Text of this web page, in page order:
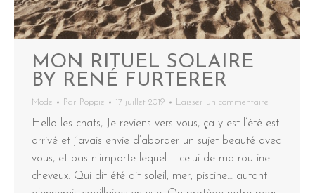
MON RITUEL SOLAIRE
BY RENÉ FURTERER
Mode Par Poppie 17 juillet 2019 Laisser un commentaire
Hello les chats, Je reviens vers vous, ça y est l’été est
arrivé et j’avais envie d’aborder un sujet beauté avec
vous, et pas n’importe lequel – celui de ma routine
cheveux. Qui dit été dit soleil, mer, piscine… autant